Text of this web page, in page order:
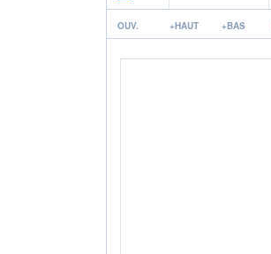
OUV. +HAUT +BAS